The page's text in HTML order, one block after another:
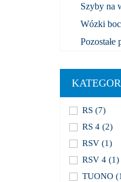
Szyby na
Wózki
Pozostałe
RS (7)
RS 4 (2)
RSV (1)
RSV 4 (1)
TUONO